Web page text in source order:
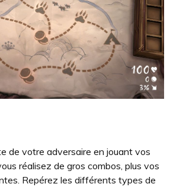
de votre adversaire en jouant vos
réalisez de gros combos, plus vos
Repérez les différents types de